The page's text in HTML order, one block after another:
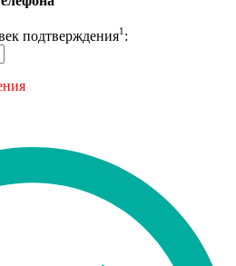
подтверждения1 :